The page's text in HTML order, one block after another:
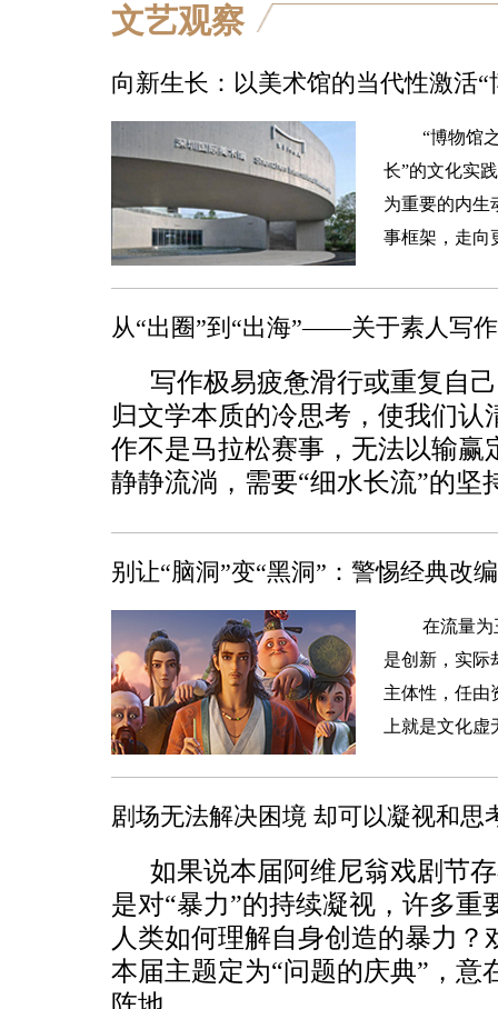
文艺观察
向新生长：以美术馆的当代性激活
“博物馆
长”的文化实
为重要的内生
事框架，走向
从“出圈”到“出海”——关于素人写
写作极易疲惫滑行或重复自
归文学本质的冷思考，使我们
作不是马拉松赛事，无法以输赢
静静流淌，需要“细水长流”的坚
别让“脑洞”变“黑洞”：警惕经典改
在流量为
是创新，实际
主体性，任由
上就是文化
剧场无法解决困境 却可以凝视和思
如果说本届阿维尼翁戏剧节
是对“暴力”的持续凝视，许多
人类如何理解自身创造的暴力
本届主题定为“问题的庆典”，